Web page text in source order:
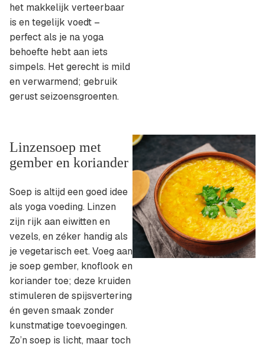
het makkelijk verteerbaar
is en tegelijk voedt –
perfect als je na yoga
behoefte hebt aan iets
simpels. Het gerecht is mild
en verwarmend; gebruik
gerust seizoensgroenten.
Linzensoep met
gember en koriander
Soep is altijd een goed idee
als yoga voeding. Linzen
zijn rijk aan eiwitten en
vezels, en zéker handig als
je vegetarisch eet. Voeg aan
je soep gember, knoflook en
koriander toe; deze kruiden
stimuleren de spijsvertering
én geven smaak zonder
kunstmatige toevoegingen.
Zo’n soep is licht, maar toch